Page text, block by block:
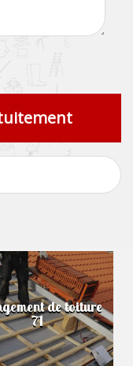
de toiture
71